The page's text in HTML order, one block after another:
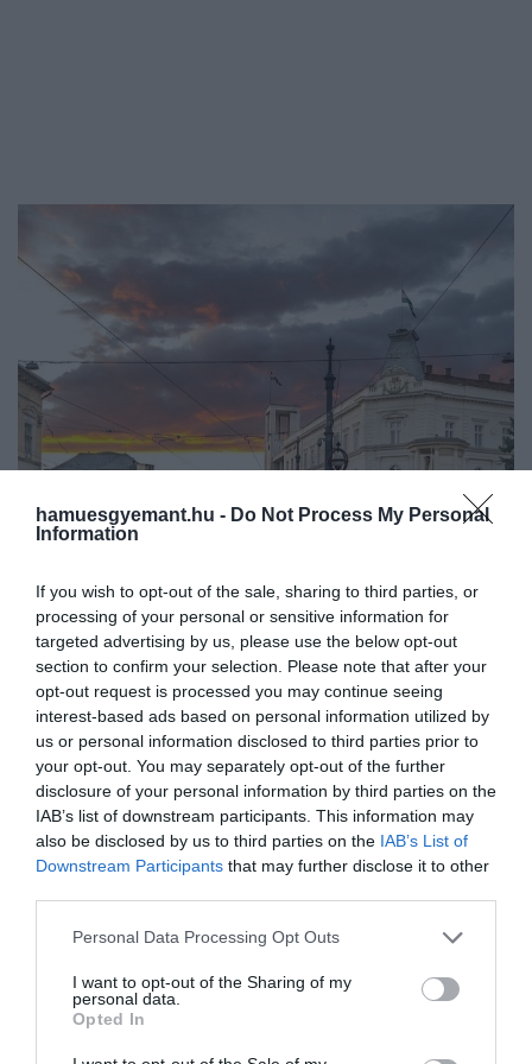
hamuesgyemant.hu - Do Not Process My Personal
Information
If you wish to opt-out of the sale, sharing to third parties, or
processing of your personal or sensitive information for
targeted advertising by us, please use the below opt-out
section to confirm your selection. Please note that after your
opt-out request is processed you may continue seeing
interest-based ads based on personal information utilized by
us or personal information disclosed to third parties prior to
your opt-out. You may separately opt-out of the further
disclosure of your personal information by third parties on the
IAB’s list of downstream participants. This information may
also be disclosed by us to third parties on the IAB’s List of
Downstream Participants that may further disclose it to other
Please note that this website/app uses one or more Google
not limited to your visit or usage behaviour. You may click to
grant or deny consent to Google and its third-party tags to
use your data for below specified purposes in below Google
consent section.
Personal Data Processing Opt Outs
I want to opt-out of the Sharing of my
personal data.
Opted In
Az Európai Bizottság háromévente
összeállítja a kontinens legélhetőbb
városainak listáját – a 2023-as sorrend
sokak számára meglepetést okozhat.
2024. ÁPRILIS 4. ● HAMU ÉS GYÉMÁNT
Európa legkevésbé élhető
városai között szerepel az
egyik…
HAMU ÉS GYÉMÁNT